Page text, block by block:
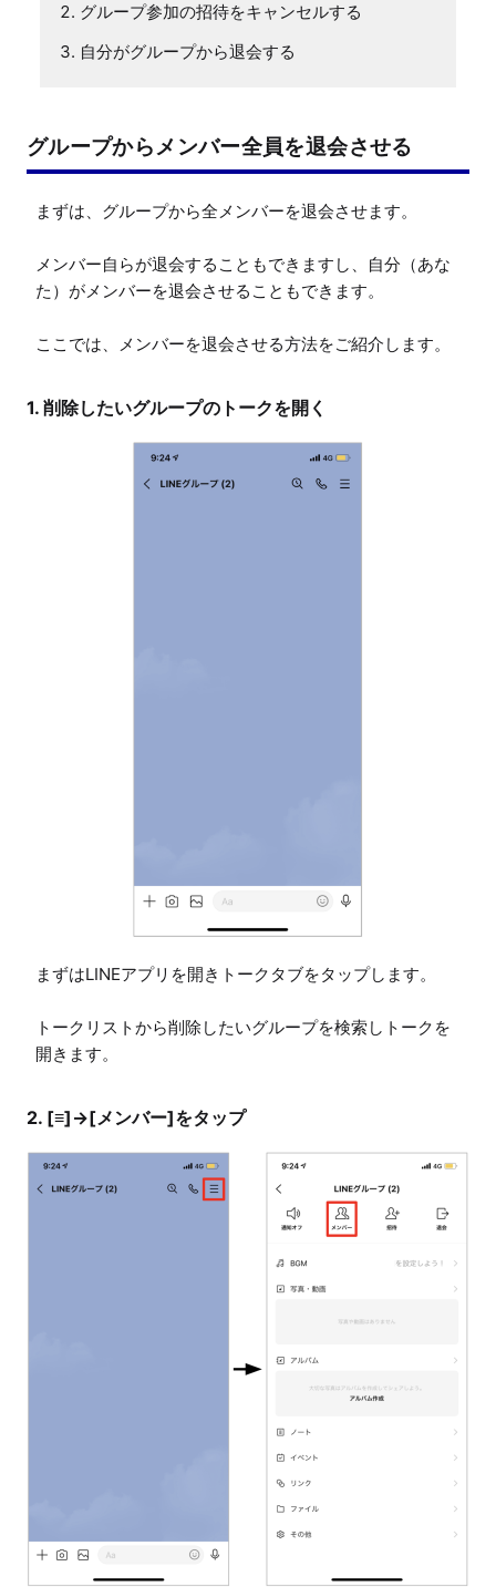
グループ参加の招待をキャンセルする
自分がグループから退会する
グループからメンバー全員を退会させる
まずは、グループから全メンバーを退会させます。
メンバー自らが退会することもできますし、自分（あな
た）がメンバーを退会させることもできます。
ここでは、メンバーを退会させる方法をご紹介します。
1. 削除したいグループのトークを開く
まずはLINEアプリを開きトークタブをタップします。
トークリストから削除したいグループを検索しトークを
開きます。
2. [≡]→[メンバー]をタップ